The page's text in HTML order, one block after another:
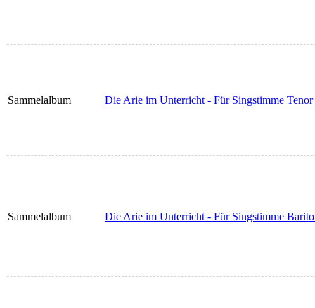
Sammelalbum Die Arie im Unterricht - Für Singstimme
Sammelalbum Die Arie im Unterricht - Für Singstimme